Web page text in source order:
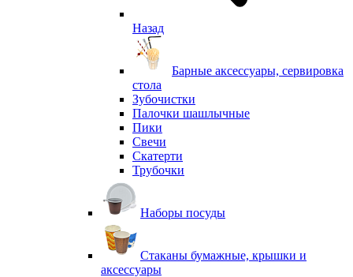
Назад
Барные аксессуары, сервировка
стола
Зубочистки
Палочки шашлычные
Пики
Свечи
Скатерти
Трубочки
Наборы посуды
Стаканы бумажные, крышки и
аксессуары